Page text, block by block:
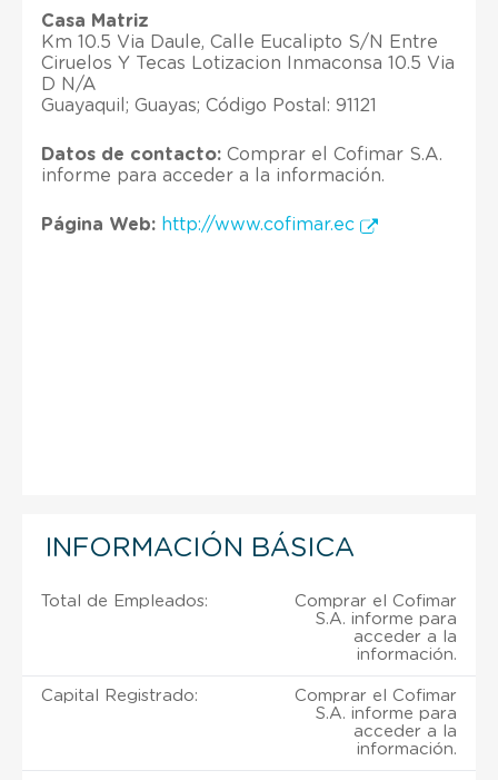
Casa Matriz
Km 10.5 Via Daule, Calle Eucalipto S/N Entre
Ciruelos Y Tecas Lotizacion Inmaconsa 10.5 Via
D N/A
Guayaquil; Guayas; Código Postal: 91121
Datos de contacto: Comprar el Cofimar S.A.
informe para acceder a la información.
Página Web: http://www.cofimar.ec
INFORMACIÓN BÁSICA
Total de Empleados:
Comprar el Cofimar
S.A. informe para
acceder a la
información.
Capital Registrado:
Comprar el Cofimar
S.A. informe para
acceder a la
información.